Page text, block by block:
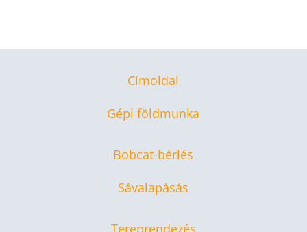
Címoldal
Gépi földmunka
Bobcat-bérlés
Sávalapásás